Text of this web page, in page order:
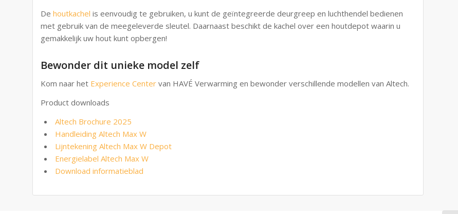
Dehoutkachel is eenvoudig te gebruiken, u kunt de geïntegreerde deurgreep en luchthendel bedienen
met gebruik van de meegeleverde sleutel. Daarnaast beschikt de kachel over een houtdepot waarin u
gemakkelijk uw hout kunt opbergen!
Bewonder dit unieke model zelf
Kom naar het Experience Center van HAVÉ Verwarming en bewonder verschillende modellen van Altech.
Product downloads
Altech Brochure 2025
Handleiding Altech Max W
Lijntekening Altech Max W Depot
Energielabel Altech Max W
Download informatieblad